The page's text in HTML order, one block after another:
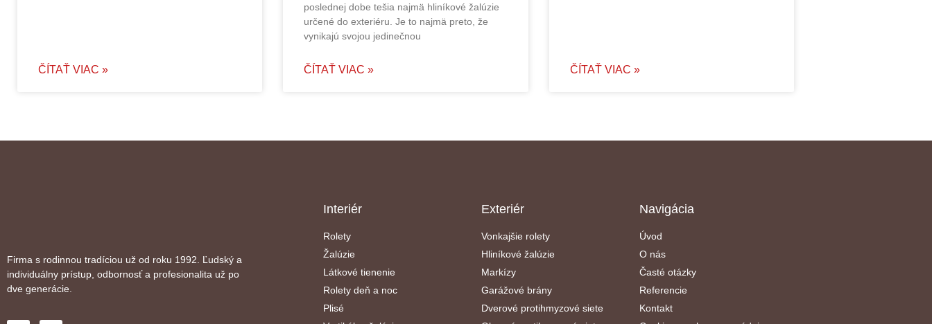
ČÍTAŤ VIAC »
poslednej dobe tešia najmä hliníkové žalúzie
určené do exteriéru. Je to najmä preto, že
vynikajú svojou jedinečnou
ČÍTAŤ VIAC » ČÍTAŤ VIAC »
Firma s rodinnou tradíciou už od roku 1992. Ľudský a
individuálny prístup, odbornosť a profesionalita už po
dve generácie.
Interiér
Rolety
Žalúzie
Látkové tienenie
Rolety deň a noc
Plisé
Exteriér
Vonkajšie rolety
Hliníkové žalúzie
Markízy
Garážové brány
Dverové protihmyzové siete
Navigácia
Úvod
O nás
Časté otázky
Referencie
Kontakt